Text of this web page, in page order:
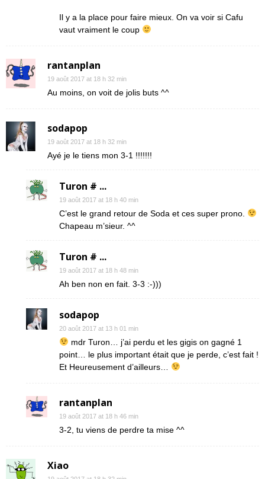
Il y a la place pour faire mieux. On va voir si Cafu
vaut vraiment le coup
rantanplan
19 août 2017 at 18 h 32 min
Au moins, on voit de jolis buts ^^
sodapop
19 août 2017 at 18 h 32 min
Ayé je le tiens mon 3-1 !!!!!!!
Turon # ...
19 août 2017 at 18 h 40 min
C’est le grand retour de Soda et ces super prono.
Chapeau m’sieur. ^^
Turon # ...
19 août 2017 at 18 h 48 min
Ah ben non en fait. 3-3 :-)))
sodapop
20 août 2017 at 13 h 01 min
mdr Turon… j’ai perdu et les gigis on gagné 1
point… le plus important était que je perde, c’est fait !
Et Heureusement d’ailleurs…
rantanplan
19 août 2017 at 18 h 46 min
3-2, tu viens de perdre ta mise ^^
Xiao